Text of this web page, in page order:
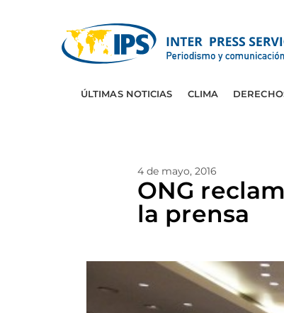
ÚLTIMAS NOTICIAS CLIMA
4 de mayo, 2016
ONG
la prensa